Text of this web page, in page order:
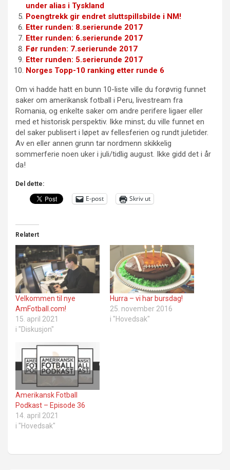
under alias i Tyskland
Poengtrekk gir endret sluttspillsbilde i NM!
Etter runden: 8.serierunde 2017
Etter runden: 6.serierunde 2017
Før runden: 7.serierunde 2017
Etter runden: 5.serierunde 2017
Norges Topp-10 ranking etter runde 6
Om vi hadde hatt en bunn 10-liste ville du forøvrig funnet
saker om amerikansk fotball i Peru, livestream fra
Romania, og enkelte saker om andre perifere ligaer eller
med et historisk perspektiv. Ikke minst; du ville funnet en
del saker publisert i løpet av fellesferien og rundt juletider.
Av en eller annen grunn tar nordmenn skikkelig
sommerferie noen uker i juli/tidlig august. Ikke gidd det i år
da!
Del dette:
E-post Skriv ut
Relatert
Velkommen til nye
AmFotball.com!
15. april 2021
i "Diskusjon"
Hurra – vi har bursdag!
25. november 2016
i "Hovedsak"
Amerikansk Fotball
Podkast – Episode 36
14. april 2021
i "Hovedsak"